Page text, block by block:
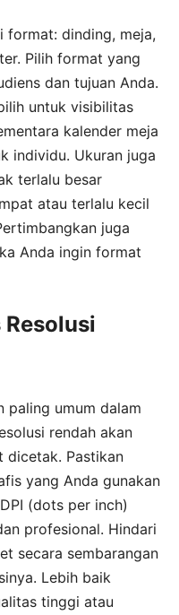
format: dinding, meja,
Pilih format yang
dan tujuan Anda.
untuk visibilitas
kalender meja
individu. Ukuran juga
terlalu besar
atau terlalu kecil
juga
Anda ingin format
paling umum dalam
rendah akan
dicetak. Pastikan
yang Anda gunakan
(dots per inch)
profesional. Hindari
secara sembarangan
Lebih baik
tinggi atau